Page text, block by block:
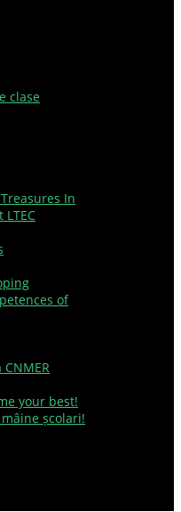
clase
Treasures In
of
your best!
școlari!